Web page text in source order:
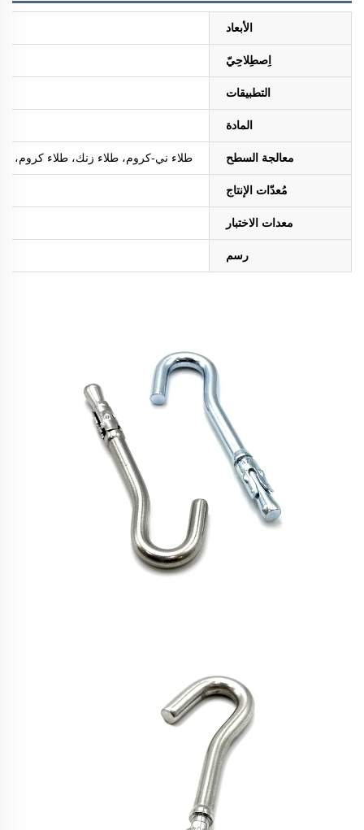
الأبعاد
اِصطِلاحِيّ
التطبيقات
المادة
معالجة السطح طلاء ني-كروم، طلاء زنك، طلاء كروم، طلاء
مُعدّات الإنتاج
معدات الاختبار
رسم